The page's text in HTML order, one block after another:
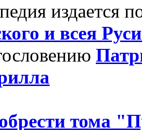
издается
и всея
тома